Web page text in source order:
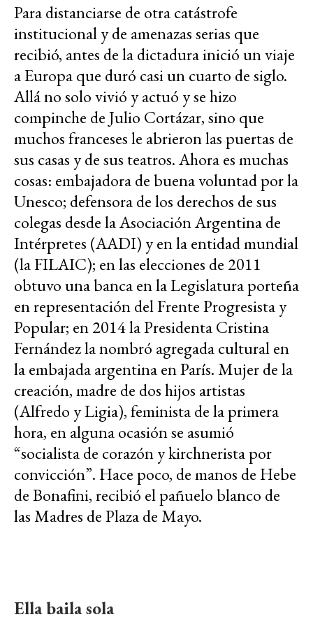
Para distanciarse de otra catástrofe
institucional y de amenazas serias que
recibió, antes de la dictadura inició un viaje
a Europa que duró casi un cuarto de siglo.
Allá no solo vivió y actuó y se hizo
compinche de Julio Cortázar, sino que
muchos franceses le abrieron las puertas de
sus casas y de sus teatros. Ahora es muchas
cosas: embajadora de buena voluntad por la
Unesco; defensora de los derechos de sus
colegas desde la Asociación Argentina de
Intérpretes (AADI) y en la entidad mundial
(la FILAIC); en las elecciones de 2011
obtuvo una banca en la Legislatura porteña
en representación del Frente Progresista y
Popular; en 2014 la Presidenta Cristina
Fernández la nombró agregada cultural en
la embajada argentina en París. Mujer de la
creación, madre de dos hijos artistas
(Alfredo y Ligia), feminista de la primera
hora, en alguna ocasión se asumió
“socialista de corazón y kirchnerista por
convicción”. Hace poco, de manos de Hebe
de Bonafini, recibió el pañuelo blanco de
las Madres de Plaza de Mayo.
Ella baila sola